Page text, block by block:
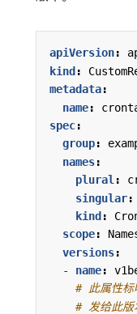
apiVersion:
kind :
metadata:
name:
spec:
group:
names:
plural :
singular:
kind :
scope:
versions:
- name:
# 此属性标
# 发给此版